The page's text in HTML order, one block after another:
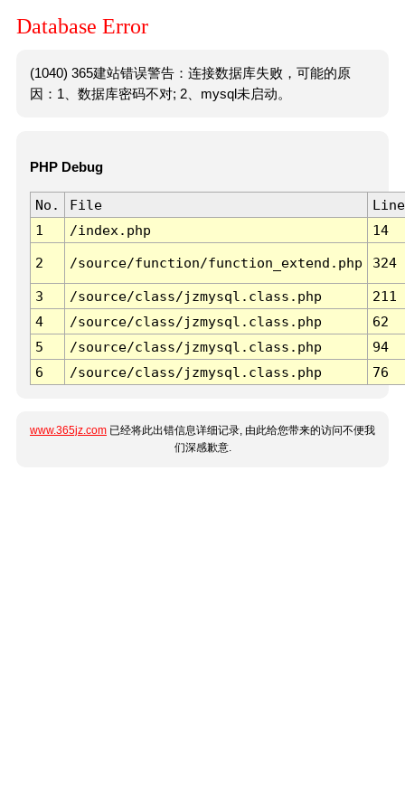
Database Error
(1040) 365建站错误警告：连接数据库失败，可能的原
因：1、数据库密码不对; 2、mysql未启动。
PHP Debug
No. File
Line
1
/index.php 14
2 /source/function/function_extend.php 324
3 /source/class/jzmysql.class.php
211
4
/source/class/jzmysql.class.php
62
5
/source/class/jzmysql.class.php
94
6
/source/class/jzmysql.class.php 76
www.365jz.com 已经将此出错信息详细记录, 由此给您带来的访问不便我
们深感歉意.